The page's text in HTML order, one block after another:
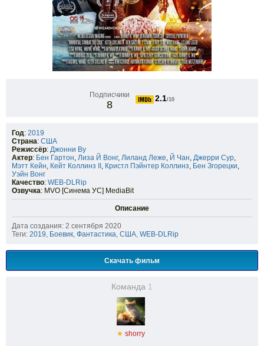
Подписчики
8
2.1/10
Год: 2019
Страна: США
Режиссёр: Джонни Ву
Актер: Бен Гартон, Лиза Й Вонг, Лиланд Леже, Й Чан, Джерри Сур,
Мэтт Кейн, Кейт Коллинз II , Кристл Пэйнтер Коллинз, Бен Згорецки,
Уэйн Вонг
Качество: WEB-DLRip
Озвучка: MVO [Синема УС] MediaBit
Описание
Дата создания: 2 сентября 2020
Теги: 2019, Боевик, Фантастика, США, WEB-DLRip
Скачать фильм
Команда 1
★ shorry